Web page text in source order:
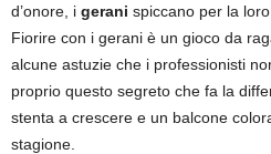
d’onore, i gerani spiccano per la
Fiorire con i gerani è un gioco da
alcune astuzie che i professionisti
proprio questo segreto che fa la
stenta a crescere e un balcone
stagione.